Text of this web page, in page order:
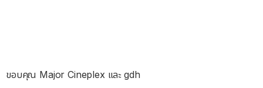
ขอบคุณ Major Cineplex และ gdh